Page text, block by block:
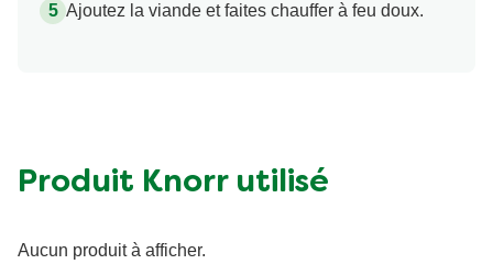
Ajoutez la viande et faites chauffer à feu doux.
Produit Knorr utilisé
Aucun produit à afficher.